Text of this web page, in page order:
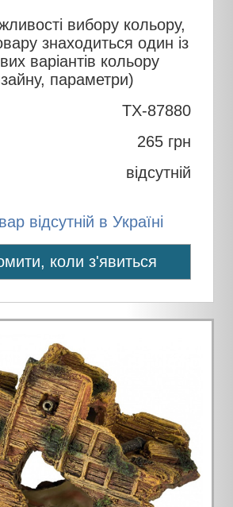
вибору кольору,
знаходиться один із
варіантів кольору
параметри)
TX-87880
265 грн
відсутній
відсутній в Україні
коли з'явиться